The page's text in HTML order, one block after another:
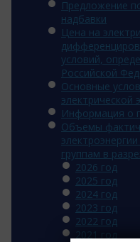
Предложение
надбавки
Цена на
условий,
Российской
Основные
электрической
Информация о
Объемы
группам в
2026 год
2025 год
2024 год
2023 год
2022 год
2021 год